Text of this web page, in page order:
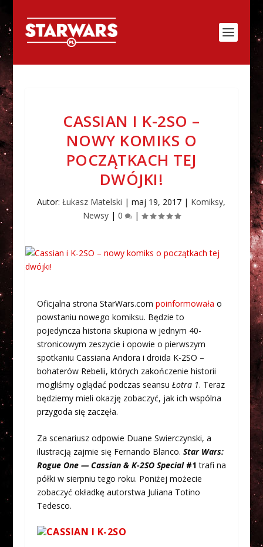
CASSIAN I K-2SO –
NOWY KOMIKS O
POCZĄTKACH TEJ
DWÓJKI!
Autor:Łukasz Matelski |maj 19, 2017 | Komiksy,
Newsy| 0 |
Oficjalna strona StarWars.com poinformowała o
powstaniu nowego komiksu. Będzie to
pojedyncza historia skupiona w jednym 40-
stronicowym zeszycie i opowie o pierwszym
spotkaniu Cassiana Andora i droida K-2SO –
bohaterów Rebelii, których zakończenie historii
mogliśmy oglądać podczas seansu Łotra 1. Teraz
będziemy mieli okazję zobaczyć, jak ich wspólna
przygoda się zaczęła.
Za scenariusz odpowie Duane Swierczynski, a
ilustracją zajmie się Fernando Blanco. Star Wars:
Rogue One — Cassian & K-2SO Special #1trafi na
półki w sierpniu tego roku. Poniżej możecie
zobaczyć okładkę autorstwa Juliana Totino
Tedesco.